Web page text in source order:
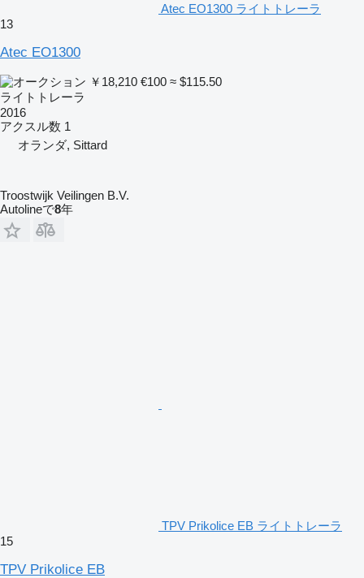
Atec EO1300 ライトトレーラ
13
Atec EO1300
￥18,210 €100 ≈ $115.50
ライトトレーラ
2016
アクスル数 1
オランダ, Sittard
Troostwijk Veilingen B.V.
Autolineで8年
TPV Prikolice EB ライトトレーラ
15
TPV Prikolice EB